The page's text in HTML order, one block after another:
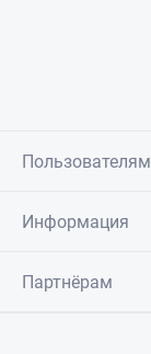
Пользователям
Информация
Партнёрам